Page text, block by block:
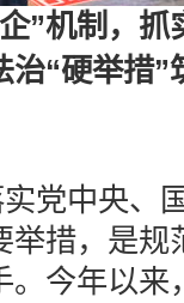
机制，抓
“硬举措”
党中央、
举措，是规
。今年以来